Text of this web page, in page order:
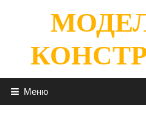
содержимому
Меню